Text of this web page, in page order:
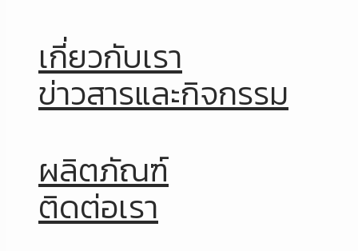
เกี่ยวกับเรา
ข่าวสารและกิจกรรม
ผลิตภัณฑ์
ติดต่อเรา